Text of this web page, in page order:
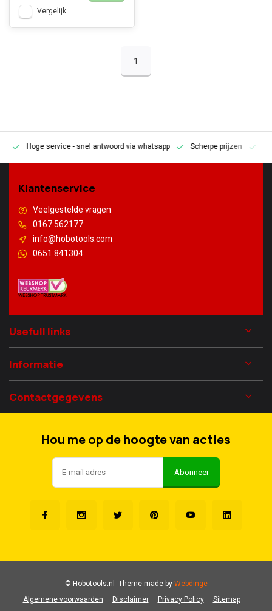
Vergelijk
1
Hoge service- snel antwoord via whatsapp Scherpe prijzen
Klantenservice
Veelgestelde vragen
0167 562177
info@hobotools.com
0651 841304
Usefull links
Informatie
Contactgegevens
Hou me op de hoogte van acties
Abonneer
Algemene voorwaarden Disclaimer Privacy Policy Sitemap
© Hobotools.nl- Theme made byWebdinge